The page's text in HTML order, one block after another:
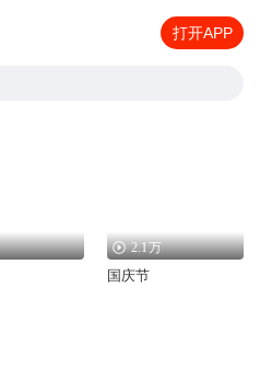
打开APP
2.1万
国庆节